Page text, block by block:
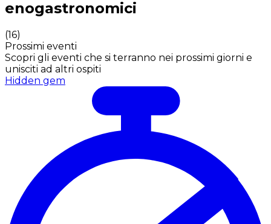
enogastronomici
(16)
Prossimi eventi
Scopri gli eventi che si terranno nei prossimi giorni e
unisciti ad altri ospiti
Hidden gem